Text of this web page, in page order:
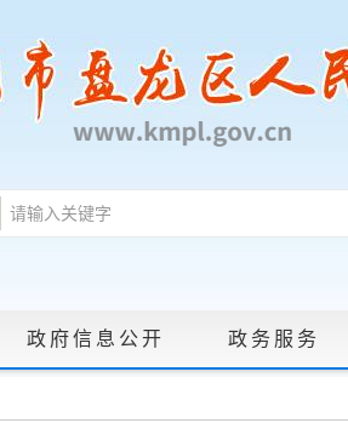
政府信息公开 政务服务